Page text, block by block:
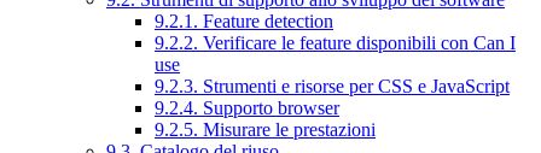
9.2.1. Feature detection
9.2.2. Verificare le feature disponibili con Can I
use
9.2.3. Strumenti e risorse per CSS e JavaScript
9.2.4. Supporto browser
9.2.5. Misurare le prestazioni